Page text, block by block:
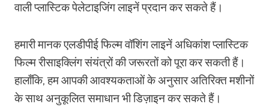
वाली प्लास्टिक पेलेटाइजिंग लाइनें प्रदान कर सकते हैं।
हमारी मानक एलडीपीई फिल्म वॉशिंग लाइनें अधिकांश प्लास्टिक
फिल्म रीसाइक्लिंग संयंत्रों की जरूरतों को पूरा कर सकती हैं।
हालाँकि, हम आपकी आवश्यकताओं के अनुसार अतिरिक्त मशीनों
के साथ अनुकूलित समाधान भी डिज़ाइन कर सकते हैं।